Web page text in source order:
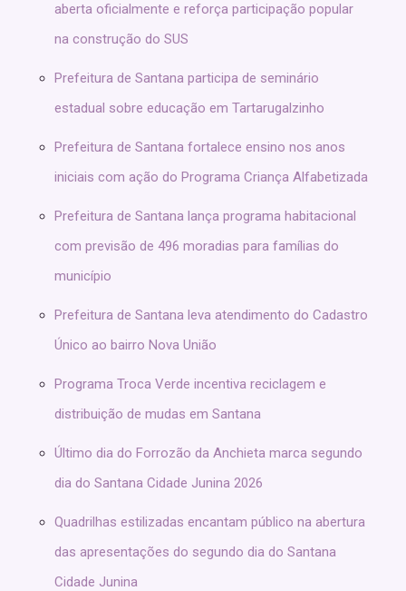
aberta oficialmente e reforça participação popular
na construção do SUS
Prefeitura de Santana participa de seminário
estadual sobre educação em Tartarugalzinho
Prefeitura de Santana fortalece ensino nos anos
iniciais com ação do Programa Criança Alfabetizada
Prefeitura de Santana lança programa habitacional
com previsão de 496 moradias para famílias do
município
Prefeitura de Santana leva atendimento do Cadastro
Único ao bairro Nova União
Programa Troca Verde incentiva reciclagem e
distribuição de mudas em Santana
Último dia do Forrozão da Anchieta marca segundo
dia do Santana Cidade Junina 2026
Quadrilhas estilizadas encantam público na abertura
das apresentações do segundo dia do Santana
Cidade Junina